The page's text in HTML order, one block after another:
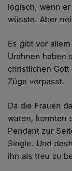
logisch, wenn
wüsste. Aber
Es gibt vor
Urahnen haben
christlichen
Züge verpasst.
Da die Frauen
waren, konnten
Pendant zur
Single. Und
ihn als treu zu